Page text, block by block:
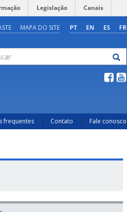
Legislação Canais
PT EN ES FR
MAPA DO SITE
frequentes Contato Fale conosco